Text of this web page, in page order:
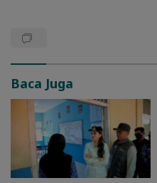
Baca Juga